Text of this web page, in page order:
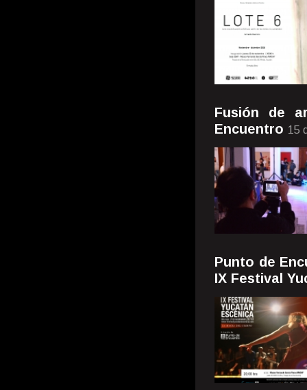
Fusión de
Encuentro 15
Punto de
IX Festival